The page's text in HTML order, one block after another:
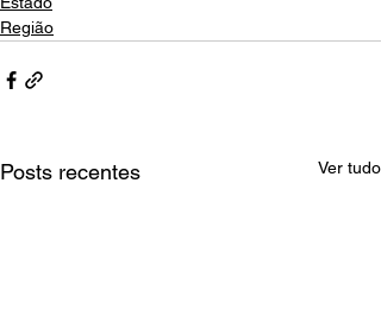
Região
Posts recentes Ver tudo